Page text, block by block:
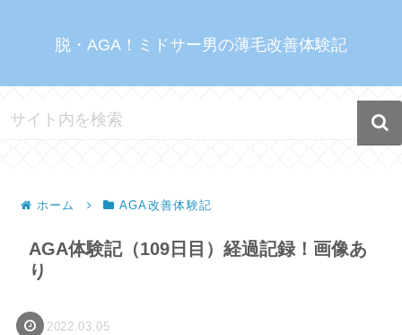
脱・AGA！ミドサー男の薄毛改善体験記
ホーム AGA改善体験記
AGA体験記（109日目）経過記録！画像あ
り
2022.03.05